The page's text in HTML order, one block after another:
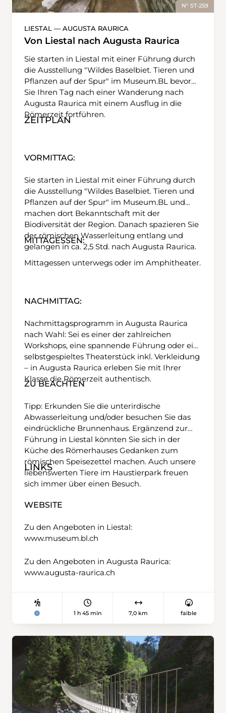
N° ST-259
LIESTAL — AUGUSTA RAURICA
Von Liestal nach Augusta Raurica
Sie starten in Liestal mit einer Führung durch
die Ausstellung "Wildes Baselbiet. Tieren und
Pflanzen auf der Spur" im Museum.BL bevor
Sie Ihren Tag nach einer Wanderung nach
Augusta Raurica mit einem Ausflug in die
Römerzeit fortführen.
ZEITPLAN
VORMITTAG:
Sie starten in Liestal mit einer Führung durch
die Ausstellung "Wildes Baselbiet. Tieren und
Pflanzen auf der Spur" im Museum.BL und
machen dort Bekanntschaft mit der
Biodiversität der Region. Danach spazieren Sie
der römischen Wasserleitung entlang und
gelangen in ca. 2,5 Std. nach Augusta Raurica.
MITTAGESSEN:
Mittagessen unterwegs oder im Amphitheater.
NACHMITTAG:
Nachmittagsprogramm in Augusta Raurica
nach Wahl: Sei es einer der zahlreichen
Workshops, eine spannende Führung oder ein
selbstgespieltes Theaterstück inkl. Verkleidung
– in Augusta Raurica erleben Sie mit Ihrer
Klasse die Römerzeit authentisch.
ZU BEACHTEN
Tipp: Erkunden Sie die unterirdische
Abwasserleitung und/oder besuchen Sie das
eindrückliche Brunnenhaus. Ergänzend zur
Führung in Liestal könnten Sie sich in der
Küche des Römerhauses Gedanken zum
römischen Speisezettel machen. Auch unsere
liebenswerten Tiere im Haustierpark freuen
sich immer über einen Besuch.
LINKS
WEBSITE
Zu den Angeboten in Liestal:
www.museum.bl.ch
Zu den Angeboten in Augusta Raurica:
www.augusta-raurica.ch
1 h 45 min 7,0 km faible